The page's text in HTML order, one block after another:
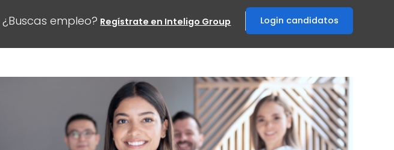
¿Buscas empleo? Regístrate en Inteligo Group Login candidatos